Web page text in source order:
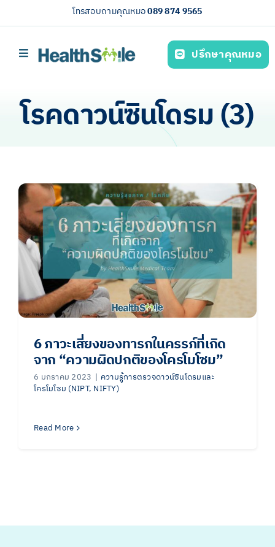
to
โทรสอบถามคุณหมอ089 874 9565
Toggle
บริการของเรา (Our services)
ไทย
ปรึกษาคุณหมอ
โรคดาวน์ซินโดรม (3)
6 ภาวะเสี่ยงของทารกในครรภ์ที่เกิด
จาก “ความผิดปกติของโครโมโซม”
6 มกราคม 2023 | ความรู้การตรวจดาวน์ซินโดรมและ
โครโมโซม (NIPT, NIFTY)
Read More